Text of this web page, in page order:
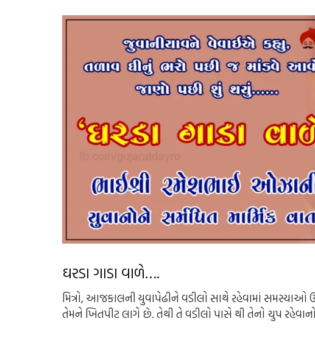
ઘરડા ગાડા વાળે….
મિત્રો, આજકાલની યુવાપેઢીને વડીલો સાથે રહેવામાં સમસ્યાઓ
તેમને ખિતપીટ લાગે છે. તેથી તે વડીલો પાસે થી તેનો ચુપ